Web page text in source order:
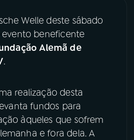
Welle deste sábado
beneficente
Alemã de
.
realização desta
fundos para
àqueles que sofrem
e fora dela. A